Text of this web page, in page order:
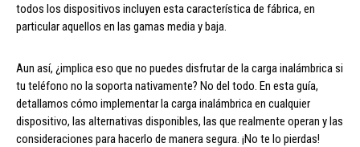
todos los dispositivos incluyen esta característica de fábrica, en
particular aquellos en las gamas media y baja.
Aun así, ¿implica eso que no puedes disfrutar de la carga inalámbrica si
tu teléfono no la soporta nativamente? No del todo. En esta guía,
detallamos cómo implementar la carga inalámbrica en cualquier
dispositivo, las alternativas disponibles, las que realmente operan y las
consideraciones para hacerlo de manera segura. ¡No te lo pierdas!